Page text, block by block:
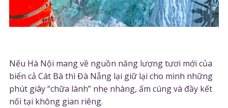
Nếu Hà Nội mang về nguồn năng lượng tươi mới của
biển cả Cát Bà thì Đà Nẵng lại giữ lại cho mình những
phút giây “chữa lành” nhẹ nhàng, ấm cúng và đầy kết
nối tại không gian riêng.